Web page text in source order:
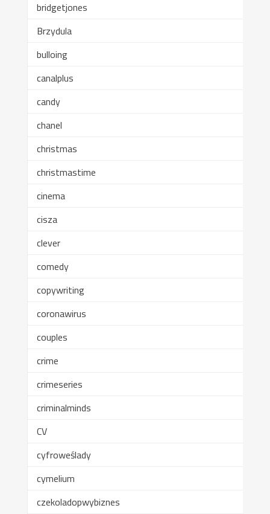
bridgetjones
Brzydula
bulloing
canalplus
candy
chanel
christmas
christmastime
cinema
cisza
clever
comedy
copywriting
coronawirus
couples
crime
crimeseries
criminalminds
CV
cyfroweślady
cymelium
czekoladopwybiznes